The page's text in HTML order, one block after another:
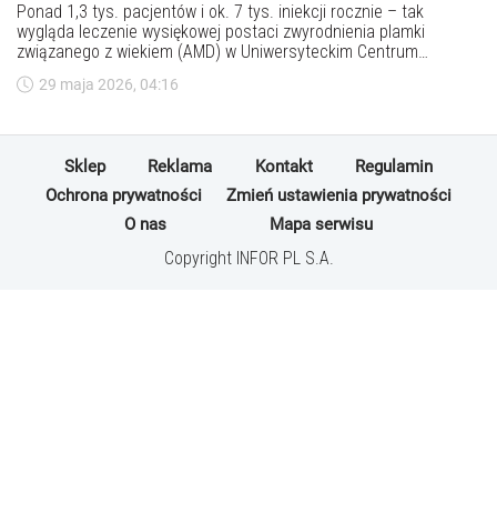
Ponad 1,3 tys. pacjentów i ok. 7 tys. iniekcji rocznie – tak
wygląda leczenie wysiękowej postaci zwyrodnienia plamki
związanego z wiekiem (AMD) w Uniwersyteckim Centrum
Klinicznym w Katowicach. Lekarze mówią o „epidemii” choroby i
podkreślają jej szybki przebieg oraz ryzyko nieodwracalnych
29 maja 2026, 04:16
Sklep Reklama Kontakt
Regulamin
Ochrona prywatności
Zmień ustawienia prywatności
O nas
Mapa serwisu
Copyright INFOR PL S.A.